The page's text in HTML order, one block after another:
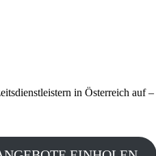
in Österreich auf –